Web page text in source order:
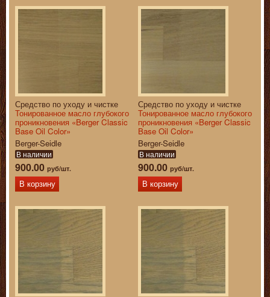
Средство по уходу и чистке
Тонированное масло глубокого
проникновения «Berger Classic
Base Oil Color»
Berger-Seidle
В наличии
900.00 руб/шт.
В корзину
Средство по уходу и чистке
Тонированное масло глубокого
проникновения «Berger Classic
Base Oil Color»
Berger-Seidle
В наличии
900.00 руб/шт.
В корзину